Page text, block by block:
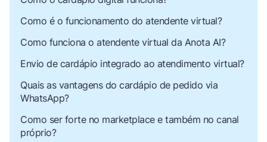
Como é o funcionamento do atendente virtual?
Como funciona o atendente virtual da Anota AI?
Envio de cardápio integrado ao atendimento virtual?
Quais as vantagens do cardápio de pedido via
WhatsApp?
Como ser forte no marketplace e também no canal
próprio?